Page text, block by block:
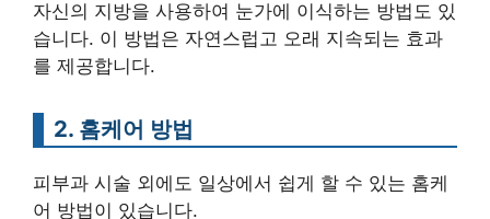
자신의 지방을 사용하여 눈가에 이식하는 방법도 있
습니다. 이 방법은 자연스럽고 오래 지속되는 효과
를 제공합니다.
2. 홈케어 방법
피부과 시술 외에도 일상에서 쉽게 할 수 있는 홈케
어 방법이 있습니다.